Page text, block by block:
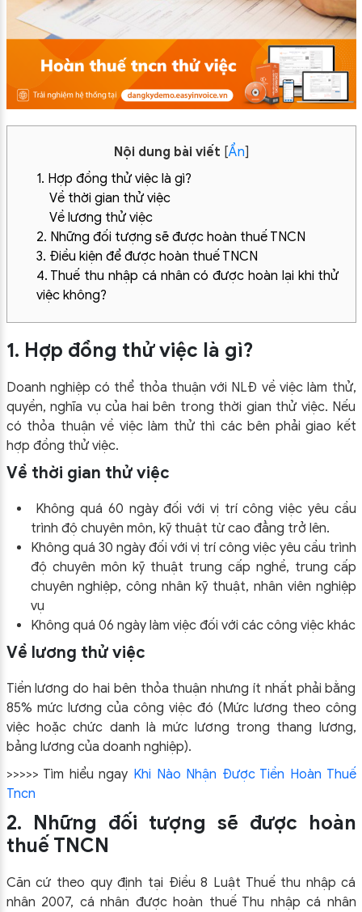
Nội dung bài viết [Ẩn]
1. Hợp đồng thử việc là gì?
Về thời gian thử việc
Về lương thử việc
2. Những đối tượng sẽ được hoàn thuế TNCN
3. Điều kiện để được hoàn thuế TNCN
4. Thuế thu nhập cá nhân có được hoàn lại khi thử
việc không?
1. Hợp đồng thử việc là gì?
Doanh nghiệp có thể thỏa thuận với NLĐ về việc làm thử,
quyền, nghĩa vụ của hai bên trong thời gian thử việc. Nếu
có thỏa thuận về việc làm thử thì các bên phải giao kết
hợp đồng thử việc.
Về thời gian thử việc
Không quá 60 ngày đối với vị trí công việc yêu cầu
trình độ chuyên môn, kỹ thuật từ cao đẳng trở lên.
Không quá 30 ngày đối với vị trí công việc yêu cầu trình
độ chuyên môn kỹ thuật trung cấp nghề, trung cấp
chuyên nghiệp, công nhân kỹ thuật, nhân viên nghiệp
vụ
Không quá 06 ngày làm việc đối với các công việc khác
Về lương thử việc
Tiền lương do hai bên thỏa thuận nhưng ít nhất phải bằng
85% mức lương của công việc đó (Mức lương theo công
việc hoặc chức danh là mức lương trong thang lương,
bảng lương của doanh nghiệp).
>>>>> Tìm hiểu ngay Khi Nào Nhận Được Tiền Hoàn Thuế
Tncn
2. Những đối tượng sẽ được hoàn
thuế TNCN
Căn cứ theo quy định tại Điều 8 Luật Thuế thu nhập cá
nhân 2007, cá nhân được hoàn thuế Thu nhập cá nhân